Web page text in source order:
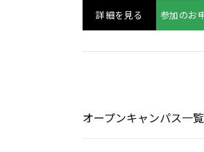
詳細を見る 参加のお
オープンキャンパス一